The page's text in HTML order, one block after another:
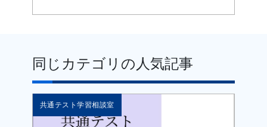
同じカテゴリの人気記事
共通テスト学習相談室